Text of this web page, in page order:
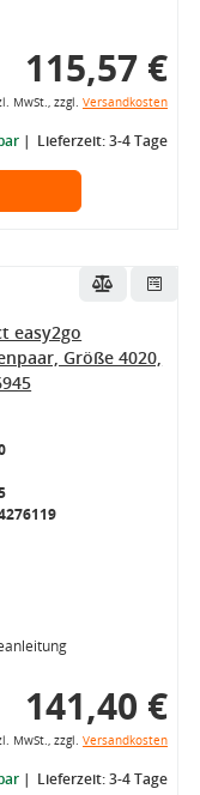
115,57 €
MwSt., zzgl. Versandkosten
Lieferzeit: 3-4 Tage
easy2go
Größe 4020,
141,40 €
MwSt., zzgl. Versandkosten
Lieferzeit: 3-4 Tage